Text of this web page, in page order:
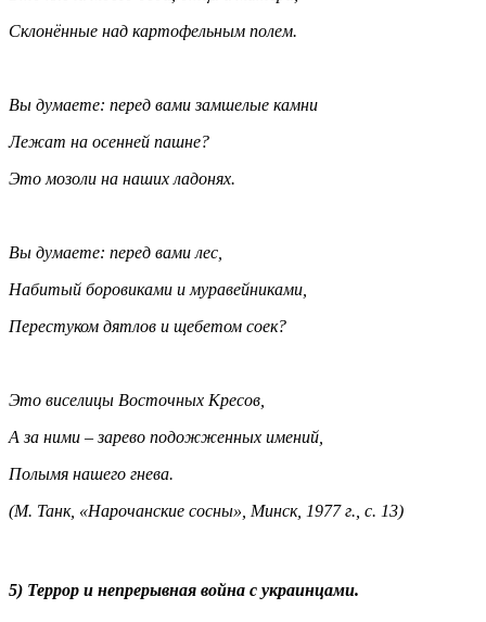
Склонённые над картофельным полем.
Вы думаете: перед вами замшелые камни
Лежат на осенней пашне?
Это мозоли на наших ладонях.
Вы думаете: перед вами лес,
Набитый боровиками и муравейниками,
Перестуком дятлов и щебетом соек?
Это виселицы Восточных Кресов,
А за ними – зарево подожженных имений,
Полымя нашего гнева.
(М. Танк, «Нарочанские сосны», Минск, 1977 г., с. 13)
5) Террор и непрерывная война с украинцами.